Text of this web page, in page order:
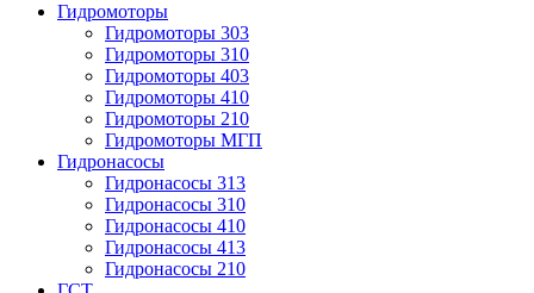
Гидромоторы
Гидромоторы 303
Гидромоторы 310
Гидромоторы 403
Гидромоторы 410
Гидромоторы 210
Гидромоторы МГП
Гидронасосы
Гидронасосы 313
Гидронасосы 310
Гидронасосы 410
Гидронасосы 413
Гидронасосы 210